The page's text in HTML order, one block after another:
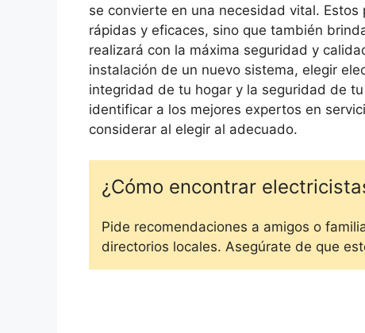
se convierte en una necesidad vital.
rápidas y eficaces, sino que también
realizará con la máxima seguridad y
instalación de un nuevo sistema, elegir
integridad de tu hogar y la seguridad de
identificar a los mejores expertos en
considerar al elegir al adecuado.
¿Cómo encontrar
Pide recomendaciones a amigos o
directorios locales. Asegúrate de que